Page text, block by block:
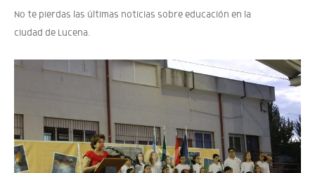
No te pierdas las últimas noticias sobre educación en la
ciudad de Lucena.